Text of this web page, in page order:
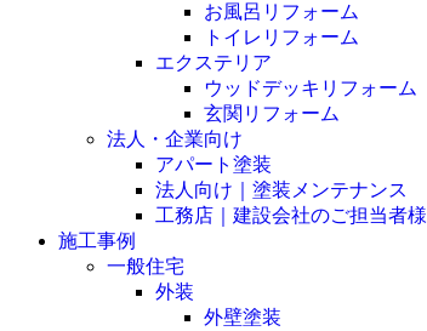
お風呂リフォーム
トイレリフォーム
エクステリア
ウッドデッキリフォーム
玄関リフォーム
法人・企業向け
アパート塗装
法人向け｜塗装メンテナンス
工務店｜建設会社のご担当者様
施工事例
一般住宅
外装
外壁塗装